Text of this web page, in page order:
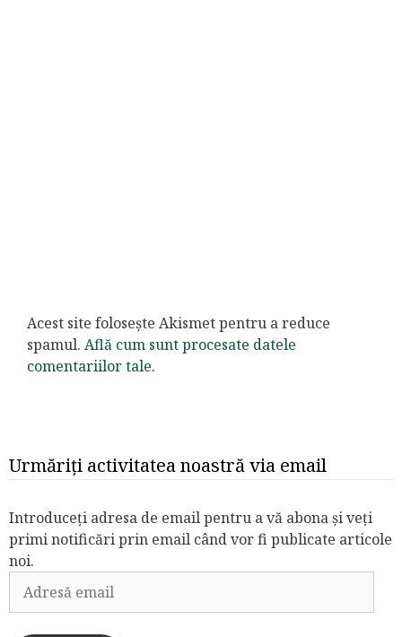
Acest site folosește Akismet pentru a reduce
spamul. Află cum sunt procesate datele
comentariilor tale.
Urmăriți activitatea noastră via email
Introduceți adresa de email pentru a vă abona și veți
primi notificări prin email când vor fi publicate articole
noi.
Adresă
email